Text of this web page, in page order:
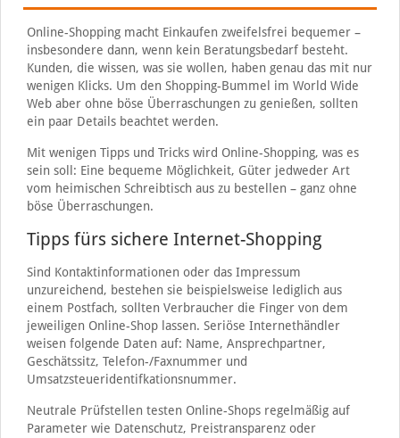
Online-Shopping macht Einkaufen zweifelsfrei bequemer –
insbesondere dann, wenn kein Beratungsbedarf besteht.
Kunden, die wissen, was sie wollen, haben genau das mit nur
wenigen Klicks. Um den Shopping-Bummel im World Wide
Web aber ohne böse Überraschungen zu genießen, sollten
ein paar Details beachtet werden.
Mit wenigen Tipps und Tricks wird Online-Shopping, was es
sein soll: Eine bequeme Möglichkeit, Güter jedweder Art
vom heimischen Schreibtisch aus zu bestellen – ganz ohne
böse Überraschungen.
Tipps fürs sichere Internet-Shopping
Sind Kontaktinformationen oder das Impressum
unzureichend, bestehen sie beispielsweise lediglich aus
einem Postfach, sollten Verbraucher die Finger von dem
jeweiligen Online-Shop lassen. Seriöse Internethändler
weisen folgende Daten auf: Name, Ansprechpartner,
Geschätssitz, Telefon-/Faxnummer und
Umsatzsteueridentifkationsnummer.
Neutrale Prüfstellen testen Online-Shops regelmäßig auf
Parameter wie Datenschutz, Preistransparenz oder